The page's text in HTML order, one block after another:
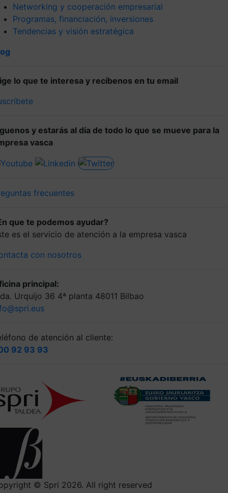
Networking y cooperación empresarial
Programas, financiación, inversiones
Tendencias y visión estratégica
lo que te interesa y recíbenos en tu email
y estarás al día de todo lo que se mueve para la
vasca
frecuentes
que te podemos ayudar?
es el servicio de atención a la empresa vasca
con nosotros
principal:
Urquijo 36 4ª planta 48011 Bilbao
de atención al cliente:
92 93 93
© Spri 2026. All right reserved